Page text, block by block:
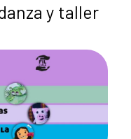
y taller